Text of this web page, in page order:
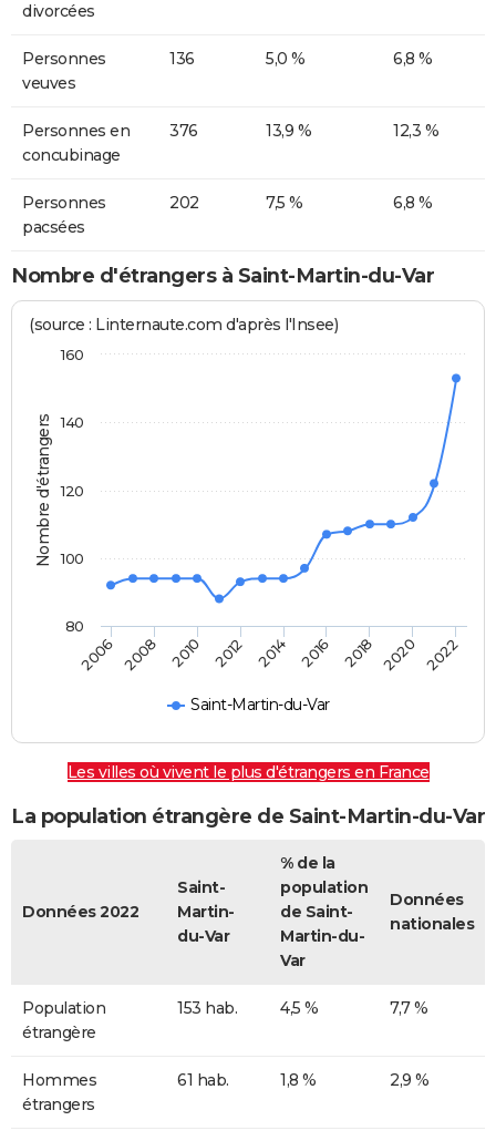
divorcées
Personnes
veuves
136 5,0 % 6,8 %
Personnes en
concubinage
376 13,9 % 12,3 %
Personnes
pacsées
202 7,5 % 6,8 %
Nombre d'étrangers à Saint-Martin-du-Var
Nombre d'étrangers
(source : Linternaute.com d'après l'Insee)
Saint-Martin-du-Var
2006 2008 2010 2012 2014 2016 2018 2020 2022
80
100
120
140
160
Les villes où vivent le plus d'étrangers en France
La population étrangère de Saint-Martin-du-Var
Données 2022
Saint-
Martin-
du-Var
% de la
population
de Saint-
Martin-du-
Var
Données
nationales
Population
étrangère
153 hab. 4,5 % 7,7 %
Hommes
étrangers
61 hab. 1,8 % 2,9 %